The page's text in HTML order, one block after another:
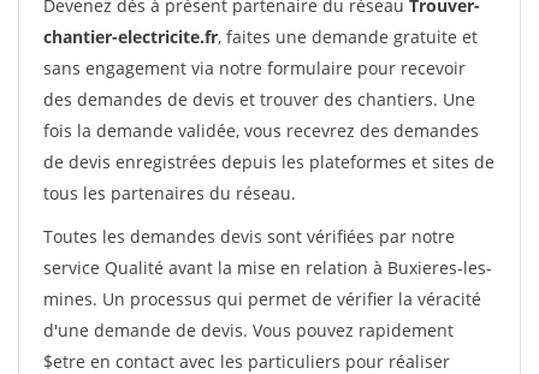
Devenez dès à présent partenaire du réseau Trouver-
chantier-electricite.fr, faites une demande gratuite et
sans engagement via notre formulaire pour recevoir
des demandes de devis et trouver des chantiers. Une
fois la demande validée, vous recevrez des demandes
de devis enregistrées depuis les plateformes et sites de
tous les partenaires du réseau.
Toutes les demandes devis sont vérifiées par notre
service Qualité avant la mise en relation à Buxieres-les-
mines. Un processus qui permet de vérifier la véracité
d'une demande de devis. Vous pouvez rapidement
$etre en contact avec les particuliers pour réaliser